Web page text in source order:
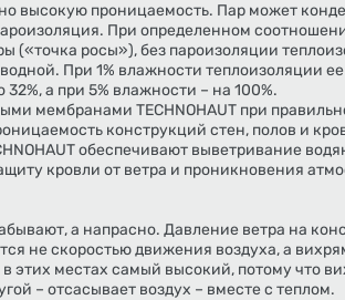
высокую проницаемость. Пар может
При определенном
(«точка росы»), без пароизоляции
При 1% влажности теплоизоляции ее
а при 5% влажности – на 100%.
мембранами TECHNOHAUT при
конструкций стен, полов и
обеспечивают выветривание
кровли от ветра и проникновения
а напрасно. Давление ветра на
не скоростью движения воздуха, а
этих местах самый высокий, потому что
– отсасывает воздух – вместе с теплом.